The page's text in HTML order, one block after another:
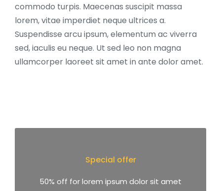
commodo turpis. Maecenas suscipit massa
lorem, vitae imperdiet neque ultrices a.
Suspendisse arcu ipsum, elementum ac viverra
sed, iaculis eu neque. Ut sed leo non magna
ullamcorper laoreet sit amet in ante dolor amet.
Special offer
50% off for lorem ipsum dolor sit amet